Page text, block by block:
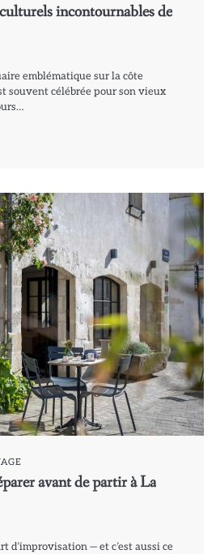
incontournables de
emblématique sur la côte
souvent célébrée pour son vieux
avant de partir à La
d’improvisation — et c’est aussi ce